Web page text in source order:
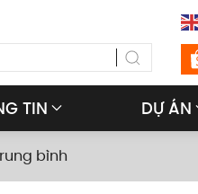
TIN DỰ ÁN
bình